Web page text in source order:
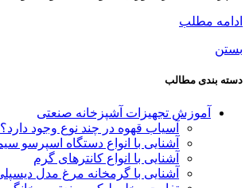
ادامه مطلب
بستن
دسته بندی مطالب
آموزش تجهیزات آشپزخانه صنعتی
آسیاب قهوه در چند نوع وجود دارد؟
آشنایی با انواع دستگاه اسپرسو
آشنایی با انواع کانترهای گرم
آشنایی با گرمخانه مرغ مدل